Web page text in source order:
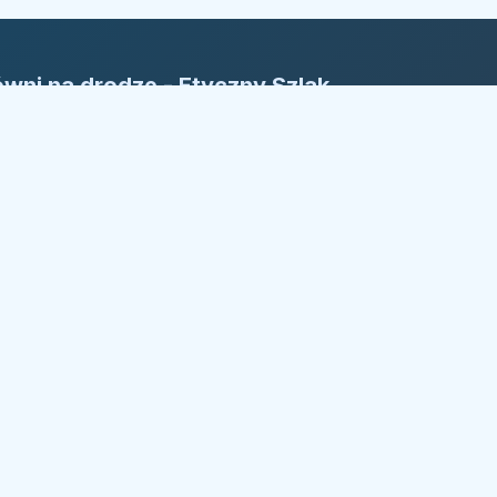
na drodze - Etyczny Szlak